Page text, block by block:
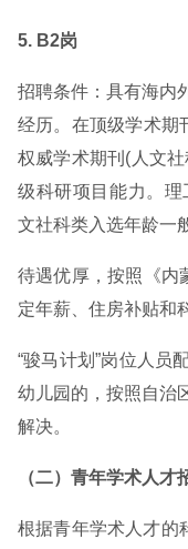
5. B2岗
招聘条件：具有海内
经历。在顶级学术期
权威学术期刊(人文
级科研项目能力。理
文社科类入选年龄一
待遇优厚，按照《内
定年薪、住房补贴和
“骏马计划”岗位人员
幼儿园的，按照自治
解决。
（二）青年学术人才
根据青年学术人才的